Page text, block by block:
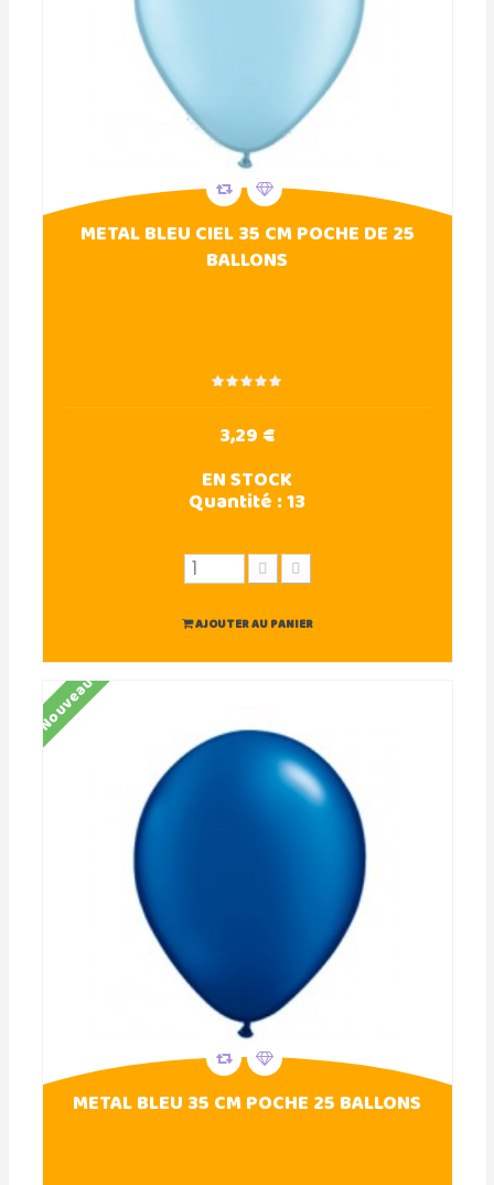
METAL BLEU CIEL 35 CM POCHE DE 25
BALLONS
3,29 €
EN STOCK
Quantité :13
AJOUTER AU PANIER
Nouveau
METAL BLEU 35 CM POCHE 25 BALLONS